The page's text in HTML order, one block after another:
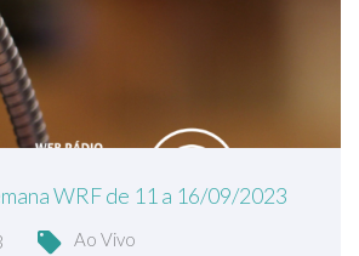
WRF de 11 a 16/09/2023
Ao Vivo